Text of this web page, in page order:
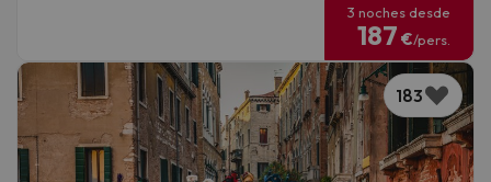
3 noches desde
187 €/pers.
183